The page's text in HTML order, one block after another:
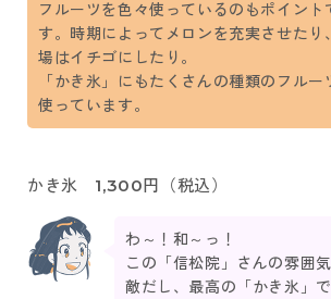
フルーツを色々使っているのもポイント
す。時期によってメロンを充実させたり
場はイチゴにしたり。
「かき氷」にもたくさんの種類のフルー
使っています。
かき氷 1,300円（税込）
わ～！和～っ！
この「信松院」さんの雰囲
敵だし、最高の「かき氷」で